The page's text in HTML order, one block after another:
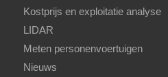
Kostprijs en exploitatie analyse
LIDAR
Meten personenvoertuigen
Nieuws